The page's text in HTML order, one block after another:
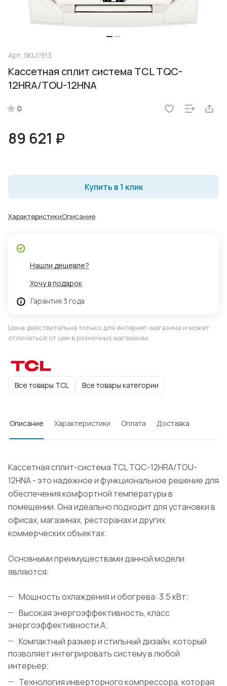
Арт. SKU1913
Кассетная сплит система TCL TQC-
12HRA/TOU-12HNA
0
89 621 ₽
Купить в 1 клик
ХарактеристикиОписание
Нашли дешевле?
Хочу в подарок
Гарантия 3 года
Цена действительна только для интернет-магазина и может
отличаться от цен в розничных магазинах
Все товары TCL Все товары категории
Описание Характеристики Оплата Доставка
Кассетная сплит-система TCL TQC-12HRA/TOU-
12HNA - это надежное и функциональное решение для
обеспечения комфортной температуры в
помещении. Она идеально подходит для установки в
офисах, магазинах, ресторанах и других
коммерческих объектах.
Основными преимуществами данной модели
являются:
Мощность охлаждения и обогрева: 3.5 кВт;
Высокая энергоэффективность, класс
энергоэффективности А;
Компактный размер и стильный дизайн, который
позволяет интегрировать систему в любой
интерьер;
Технология инверторного компрессора, которая